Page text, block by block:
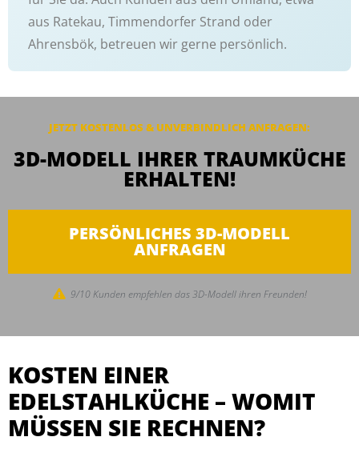
aus Ratekau, Timmendorfer Strand oder
Ahrensbök, betreuen wir gerne persönlich.
JETZT KOSTENLOS & UNVERBINDLICH ANFRAGEN:
3D-MODELL IHRER TRAUMKÜCHE
ERHALTEN!
PERSÖNLICHES 3D-MODELL
ANFRAGEN
9/10 Kunden empfehlen das 3D-Modell ihren Freunden!
KOSTEN EINER
EDELSTAHLKÜCHE – WOMIT
MÜSSEN SIE RECHNEN?